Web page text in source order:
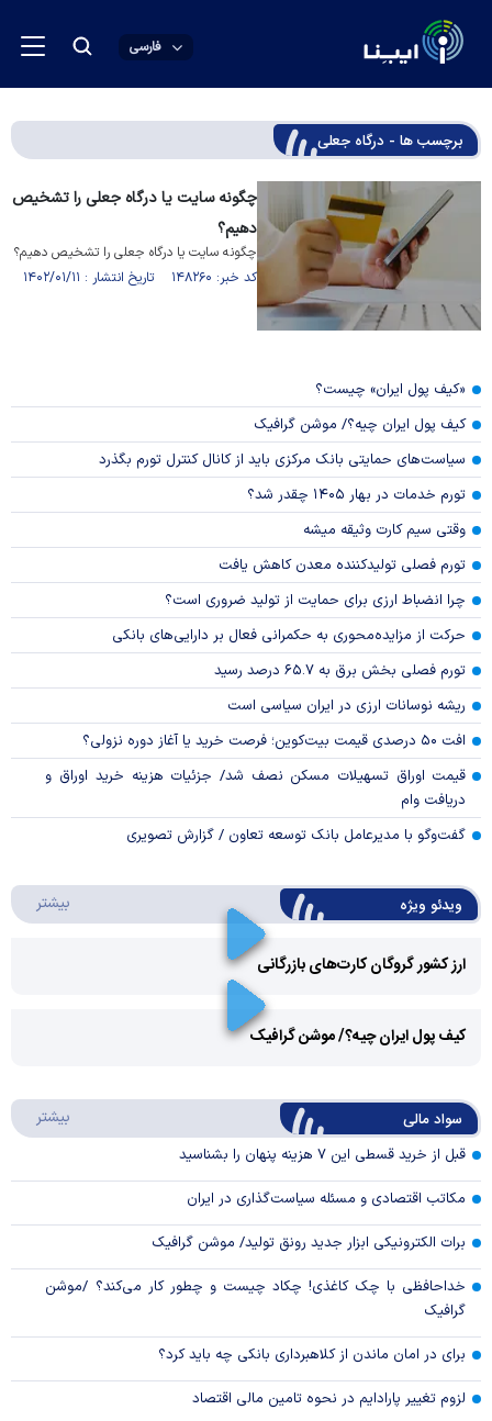
فارسی
برچسب ها - درگاه جعلی
چگونه سایت یا درگاه جعلی را تشخیص
دهیم؟
چگونه سایت یا درگاه جعلی را تشخیص دهیم؟
کد خبر: ۱۴۸۲۶۰ تاریخ انتشار : ۱۴۰۲/۰۱/۱۱
«کیف پول ایران» چیست؟
کیف پول ایران چیه؟/ موشن گرافیک
سیاست‌های حمایتی بانک مرکزی باید از کانال کنترل تورم بگذرد
تورم خدمات در بهار ۱۴۰۵ چقدر شد؟
وقتی سیم کارت وثیقه میشه
تورم فصلی تولیدکننده معدن کاهش یافت
چرا انضباط ارزی برای حمایت از تولید ضروری است؟
حرکت از مزایده‌محوری به حکمرانی فعال بر دارایی‌های بانکی
تورم فصلی بخش برق به ۶۵.۷ درصد رسید
ریشه نوسانات ارزی در ایران سیاسی است
افت ۵۰ درصدی قیمت بیت‌کوین؛ فرصت خرید یا آغاز دوره نزولی؟
قیمت اوراق تسهیلات مسکن نصف شد/ جزئیات هزینه خرید اوراق و
دریافت وام
گفت‌وگو با مدیرعامل بانک توسعه تعاون / گزارش تصویری
ویدئو ویژه بیشتر
ارز کشور گروگان کارت‌های بازرگانی
Video
کیف پول ایران چیه؟/ موشن گرافیک
سواد مالی بیشتر
قبل از خرید قسطی این ۷ هزینه پنهان را بشناسید
مکاتب اقتصادی و مسئله سیاست‌گذاری در ایران
برات الکترونیکی ابزار جدید رونق تولید/ موشن گرافیک
خداحافظی با چک کاغذی! چکاد چیست و چطور کار می‌کند؟ /موشن
گرافیک
برای در امان ماندن از کلاهبرداری بانکی چه باید کرد؟
لزوم تغییر پارادایم در نحوه تامین مالی اقتصاد